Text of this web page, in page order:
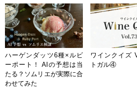
ハーゲンダッツ6種×ルビ
ーポート！ AIの予想は当
たる？ソムリエが実際に合
わせてみた
ワインクイズ
トガル④